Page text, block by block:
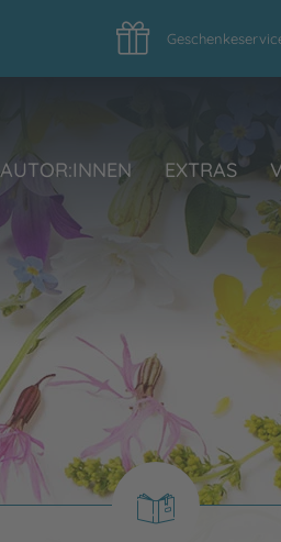
AUTOR:INNEN EXTRAS